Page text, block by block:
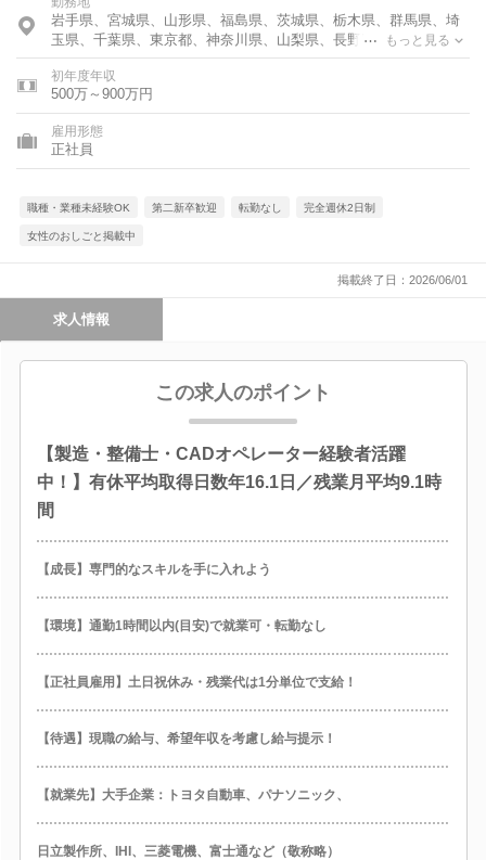
岩手県、宮城県、山形県、福島県、茨城県、栃木県、群馬県、埼
玉県、千葉県、東京都、神奈川県、山梨県、長野県、静岡県、愛
知県、三重県、滋賀県、京都府、大阪府、兵庫県、奈良県、広島
県、山口県、福岡県
もっと見る
初年度年収
500万～900万円
雇用形態
正社員
職種・業種未経験OK 第二新卒歓迎 転勤なし 完全週休2日制
女性のおしごと掲載中
掲載終了日：2026/06/01
求人情報
この求人のポイント
【製造・整備士・CADオペレーター経験者活躍
中！】有休平均取得日数年16.1日／残業月平均9.1時
間
【成長】専門的なスキルを手に入れよう
【環境】通勤1時間以内(目安)で就業可・転勤なし
【正社員雇用】土日祝休み・残業代は1分単位で支給！
【待遇】現職の給与、希望年収を考慮し給与提示！
【就業先】大手企業：トヨタ自動車、パナソニック、
日立製作所、IHI、三菱電機、富士通など（敬称略）